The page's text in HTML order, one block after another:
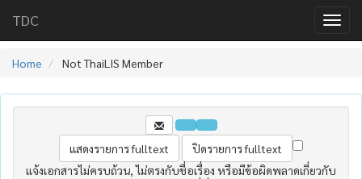
TDC
Home Not ThaiLIS Member
แจ้งเอกสารไม่ครบถ้วน, ไม่ตรงกับชื่อเรื่อง หรือมีข้อผิดพลาดเกี่ยวกับ